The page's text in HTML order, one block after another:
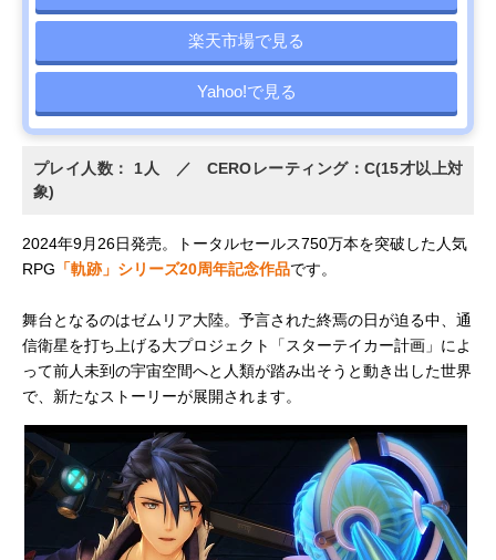
楽天市場で見る
Yahoo!で見る
プレイ人数： 1人 ／ CEROレーティング：C(15才以上対
象)
2024年9月26日発売。トータルセールス750万本を突破した人気
RPG 「軌跡」シリーズ20周年記念作品です。
舞台となるのはゼムリア大陸。予言された終焉の日が迫る中、通
信衛星を打ち上げる大プロジェクト「スターテイカー計画」によ
って前人未到の宇宙空間へと人類が踏み出そうと動き出した世界
で、新たなストーリーが展開されます。